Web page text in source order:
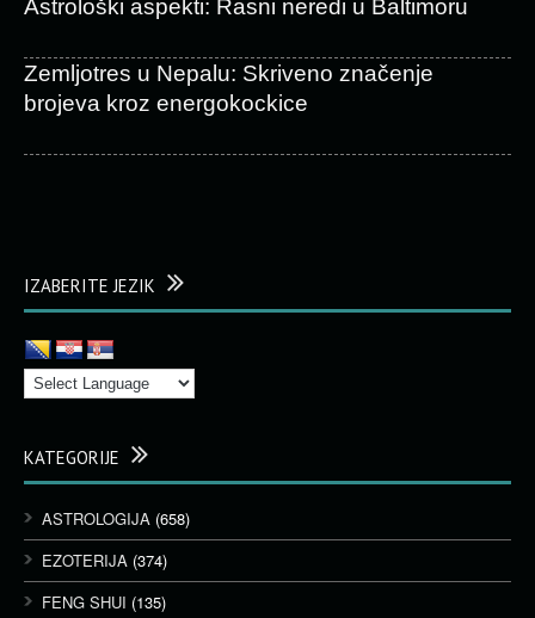
Astrološki aspekti: Rasni neredi u Baltimoru
Zemljotres u Nepalu: Skriveno značenje
brojeva kroz energokockice
IZABERITE JEZIK
KATEGORIJE
ASTROLOGIJA (658)
EZOTERIJA (374)
FENG SHUI (135)